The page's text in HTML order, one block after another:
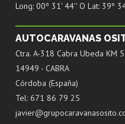
Long: 00º 31' 44'' O Lat: 39º
AUTOCARAVANAS
Ctra. A-318 Cabra Ubeda KM
14949 - CABRA
Córdoba (España)
Tel: 671 86 79 25